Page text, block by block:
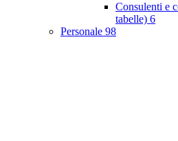
Consulenti e
tabelle) 6
Personale 98